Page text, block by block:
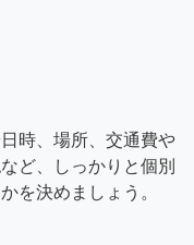
時、場所、交通費や
ど、しっかりと個別
を決めましょう。